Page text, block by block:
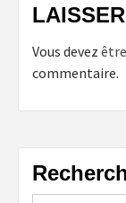
Vous devez
commentaire.